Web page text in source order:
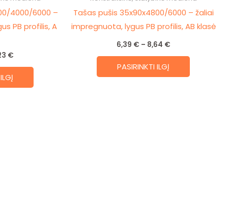
4000/6000 –
PB profilis, A
€
product
page
Tašas pušis 35x90x4800/6000 – žaliai
impregnuota, lygus PB profilis, AB klasė
6,39 € – 8,64 €
PASIRINKTI ILGĮ
product
page